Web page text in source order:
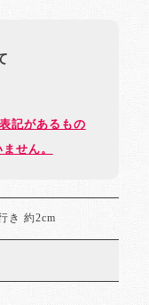
記があるもの
せん。
き 約2cm